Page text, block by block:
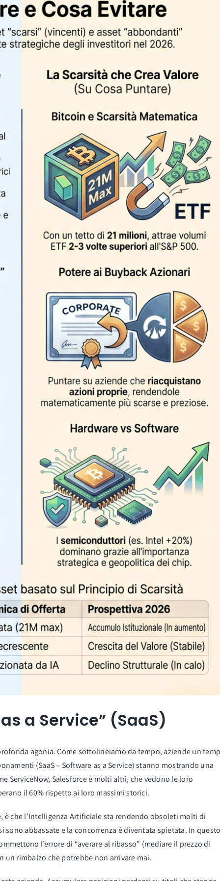
a Service” (SaaS)
agonia. Come sottolineiamo da tempo, aziende un
(SaaS – Software as a Service) stanno mostrando una
ServiceNow, Salesforce e molti altri, che vedono le loro
il 60% rispetto ai loro massimi storici.
che l’Intelligenza Artificiale sta rendendo obsoleti molti di
sono abbassate e la concorrenza è diventata spietata. In
l’errore di “averare al ribasso” (mediare il prezzo di
rimbalzo che potrebbe non arrivare mai.